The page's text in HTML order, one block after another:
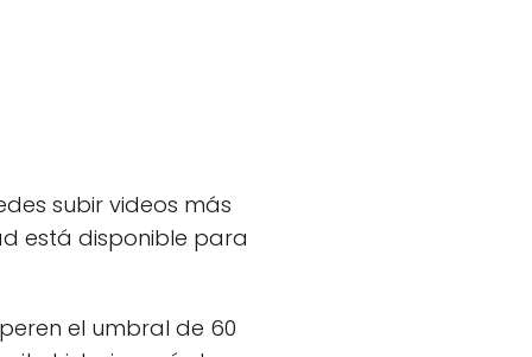
subir videos más
está disponible para
el umbral de 60